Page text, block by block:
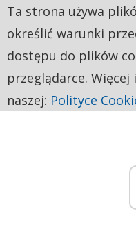
Ta strona używa
określić warunki
dostępu do plików
przeglądarce.
naszej: Polityce